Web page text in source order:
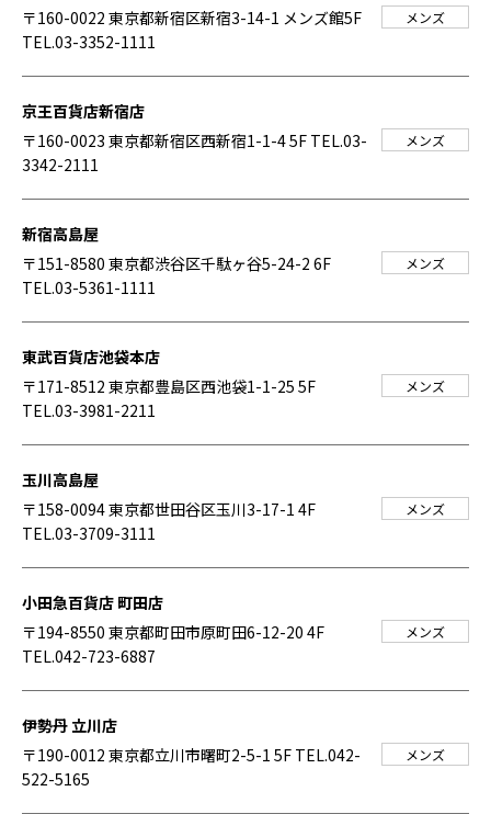
〒160-0022 東京都新宿区新宿3-14-1 メンズ館5F
TEL.03-3352-1111
メンズ
京王百貨店新宿店
〒160-0023 東京都新宿区西新宿1-1-4 5F TEL.03-
3342-2111
メンズ
新宿高島屋
〒151-8580 東京都渋谷区千駄ヶ谷5-24-2 6F
TEL.03-5361-1111
メンズ
東武百貨店池袋本店
〒171-8512 東京都豊島区西池袋1-1-25 5F
TEL.03-3981-2211
メンズ
玉川高島屋
〒158-0094 東京都世田谷区玉川3-17-1 4F
TEL.03-3709-3111
メンズ
小田急百貨店 町田店
〒194-8550 東京都町田市原町田6-12-20 4F
TEL.042-723-6887
メンズ
伊勢丹 立川店
〒190-0012 東京都立川市曙町2-5-1 5F TEL.042-
522-5165
メンズ